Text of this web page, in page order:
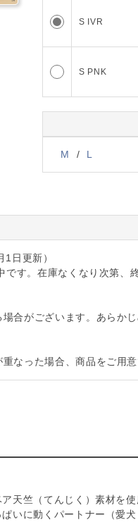
S IVR
S PNK
M / L
1日更新）
す。在庫なくなり次第、
合がございます。あらかじ
なった場合、商品をご用
天竺（てんじく）素材を
いに動くパートナー（愛